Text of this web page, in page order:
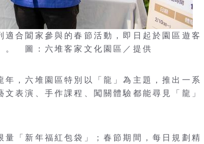
合闔家參與的春節活動，即日起於園區遊客
。 圖：六堆客家文化園區／提供
，六堆園區特別以「龍」為主題，推出一系
表演、手作課程、闖關體驗都能尋見「龍」
「新年福紅包袋」；春節期間，每日規劃精